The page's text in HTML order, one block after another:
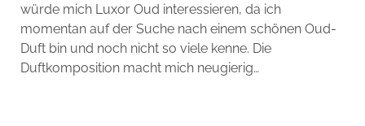
würde mich Luxor Oud interessieren, da ich
momentan auf der Suche nach einem schönen Oud-
Duft bin und noch nicht so viele kenne. Die
Duftkomposition macht mich neugierig…